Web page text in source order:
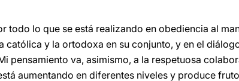
todo lo que se está realizando en obediencia al
católica y la ortodoxa en su conjunto, y en el
pensamiento va, asimismo, a la respetuosa
aumentando en diferentes niveles y produce